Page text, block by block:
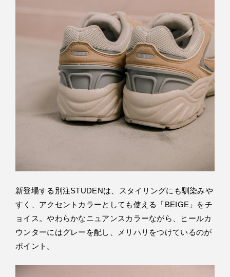
新登場する別注STUDENは、スタイリングにも馴染みや
すく、アクセントカラーとしても使える「BEIGE」をチ
ョイス。やわらかなニュアンスカラーながら、ヒールカ
ウンターにはグレーを配し、メリハリをつけているのが
ポイント。